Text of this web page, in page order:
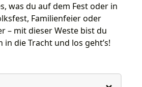
was du auf dem Fest oder in
Familienfeier oder
– mit dieser Weste bist du
die Tracht und los geht’s!